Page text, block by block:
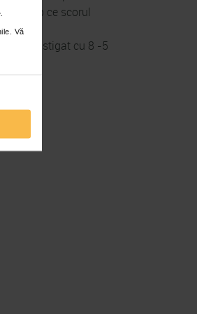
Vă
in timp ce scorul
au castigat cu 8 -5